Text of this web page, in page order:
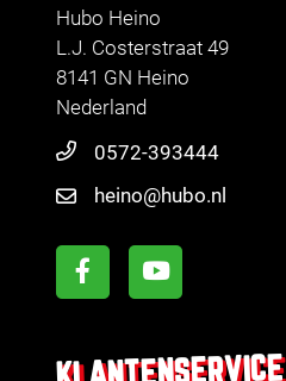
Hubo Heino
L.J. Costerstraat 49
8141 GN Heino
Nederland
0572-393444
heino@hubo.nl